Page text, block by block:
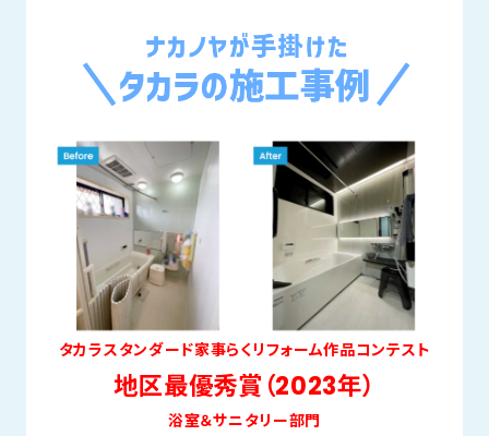
タカラスタンダード家事らくリフォーム作品コンテスト
地区最優秀賞（2023年）
浴室＆サニタリー部門